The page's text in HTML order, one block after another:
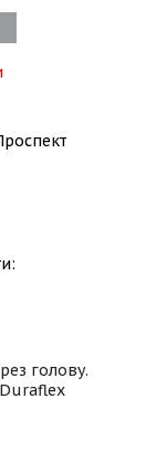
голову.